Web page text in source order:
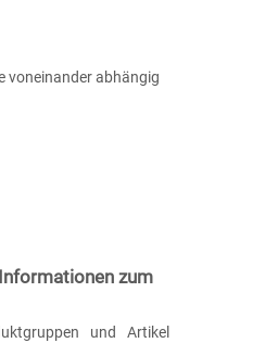
voneinander abhängig
zum
und Artikel